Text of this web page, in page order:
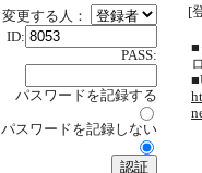
変更する人：
ID:
PASS:
パスワードを記録する
パスワードを記録しない
[
■